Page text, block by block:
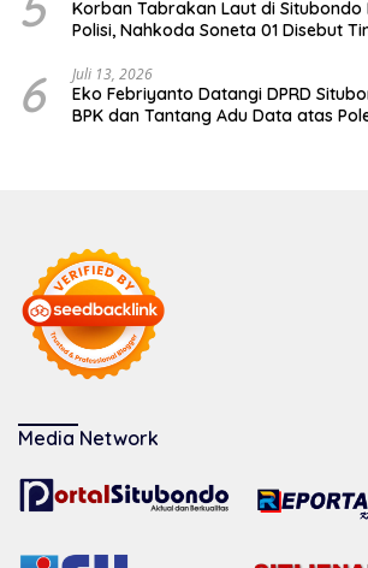
Korban Tabrakan Laut di Situbondo
Polisi, Nahkoda Soneta 01 Disebut
6 Juli 13, 2026
Eko Febriyanto Datangi DPRD
BPK dan Tantang Adu Data atas
Media Network